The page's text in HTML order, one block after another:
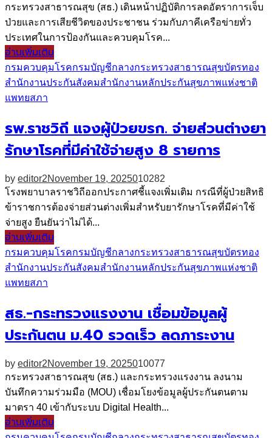
กระทรวงสาธารณสุข (สธ.) เดินหน้าปฏิบัติการลดอัตราการเจ็บ
ป่วยและการเสียชีวิตของประชาชน ร่วมกับภาคีเครือข่ายทั่ว
ประเทศในการป้องกันและควบคุมโรค...
อ่านเพิ่มเติม
กรมควบคุมโรคกรมบัญชีกลางกระทรวงสาธารณสุขบัตรทอง
สำนักงานประกันสังคมสำนักงานหลักประกันสุขภาพแห่งชาติ
แพทยสภา
รพ.ราชวิถี แจงผู้ป่วยขรก. จ่ายส่วนต่างยา
รักษาโรคที่มีค่าใช้จ่ายสูง 8 รายการ
by editor2November 19, 2025010282
โรงพยาบาลราชวิถีออกประกาศชี้แจงเพิ่มเติม กรณีที่ผู้ป่วยสิทธิ
ข้าราชการต้องจ่ายส่วนต่างเพิ่มสำหรับยารักษาโรคที่มีค่าใช้
จ่ายสูง ยืนยันว่าไม่ได้...
อ่านเพิ่มเติม
กรมควบคุมโรคกรมบัญชีกลางกระทรวงสาธารณสุขบัตรทอง
สำนักงานประกันสังคมสำนักงานหลักประกันสุขภาพแห่งชาติ
แพทยสภา
สธ.-กระทรวงแรงงาน เชื่อมข้อมูลผู้
ประกันตน ม.40 รวดเร็ว ลดภาระงาน
by editor2November 19, 2025010077
กระทรวงสาธารณสุข (สธ.) และกระทรวงแรงงาน ลงนาม
บันทึกความร่วมมือ (MOU) เชื่อมโยงข้อมูลผู้ประกันตนตาม
มาตรา 40 เข้ากับระบบ Digital Health...
อ่านเพิ่มเติม